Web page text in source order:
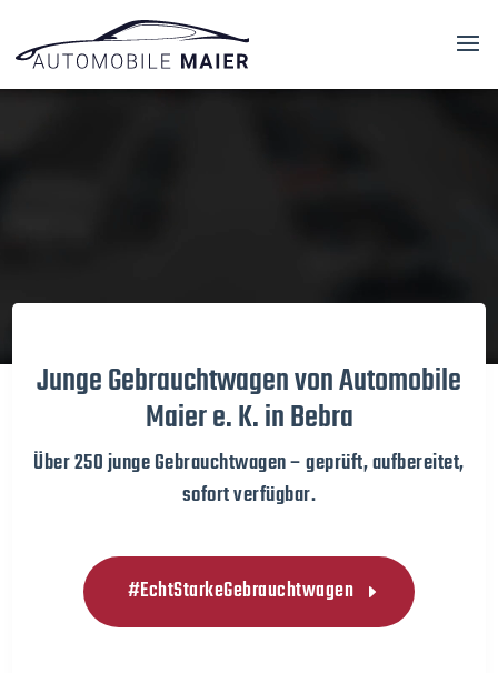
Junge Gebrauchtwagen von Automobile
Maier e. K. in Bebra
Über 250 junge Gebrauchtwagen – geprüft, aufbereitet,
sofort verfügbar.
#EchtStarkeGebrauchtwagen